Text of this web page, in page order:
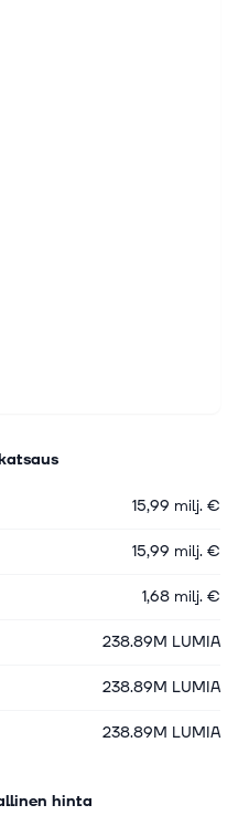
15,99 milj. €
15,99 milj. €
1,68 milj. €
238.89M LUMIA
238.89M LUMIA
238.89M LUMIA
hinta